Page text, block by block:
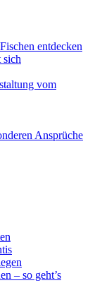
entdecken
sich
vom
Ansprüche
– so geht’s